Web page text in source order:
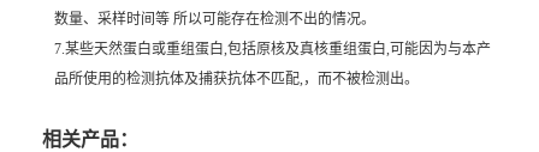
数量、采样时间等 所以可能存在检测不出的情况。
7.某些天然蛋白或重组蛋白,包括原核及真核重组蛋白,可能因为与本产
品所使用的检测抗体及捕获抗体不匹配,，而不被检测出。
相关产品：